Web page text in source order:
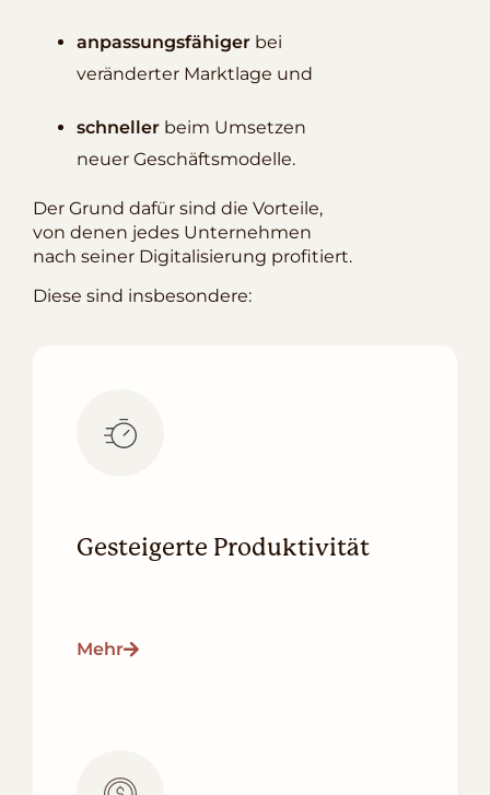
anpassungsfähiger bei
veränderter Marktlage und
schneller beim Umsetzen
neuer Geschäftsmodelle.
Der Grund dafür sind die Vorteile,
von denen jedes Unternehmen
nach seiner Digitalisierung profitiert.
Diese sind insbesondere:
Gesteigerte Produktivität
Mehr